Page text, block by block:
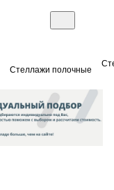
Стеллажи полочные